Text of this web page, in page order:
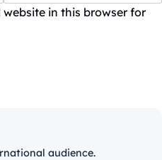
in this browser for
audience.